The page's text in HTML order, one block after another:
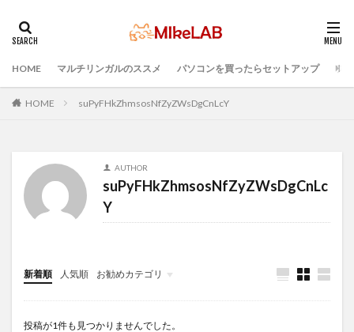
HOME マルチリンガルのススメ パソコンを買ったらセットアップ プ
HOME suPyFHkZhmsosNfZyZWsDgCnLcY
AUTHOR
suPyFHkZhmsosNfZyZWsDgCnLc
Y
新着順 人気順 お勧めカテゴリ
Infomation
投稿が1件も見つかりませんでした。
タグ
どれがいい 選ぶ PCセットアップ
PC準備
プログラミング準備
セキュリティ対策ソフト
Visual Studio Code
LAN
インストール